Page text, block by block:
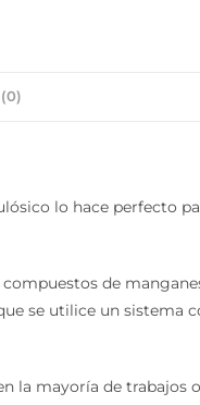
lo hace perfecto
de
se utilice un sistema
la mayoría de trabajos